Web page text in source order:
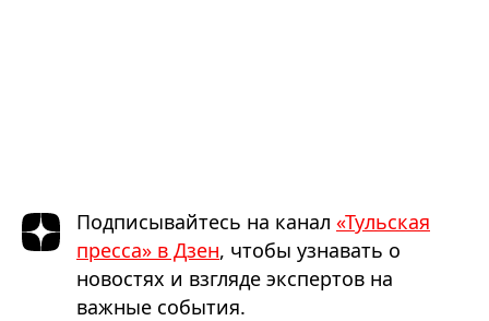
Подписывайтесь на канал «Тульская
пресса» в Дзен, чтобы узнавать о
новостях и взгляде экспертов на
важные события.